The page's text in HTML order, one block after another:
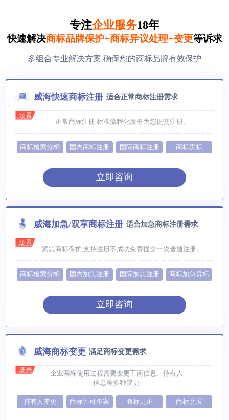
专注企业服务18年
快速解决商标品牌保护+商标异议处理+变更等诉求
多组合专业解决方案 确保您的商标品牌有效保护
威海快速商标注册 适合正常商标注册需求
场景
正常商标注册,标准流程化服务为您提交注册。
商标检索分析 国内商标注册 国际商标注册 商标贯标
立即咨询
威海加急/双享商标注册 适合加急商标注册需求
场景
紧急商标保护,支持注册不成功免费提交一次普通注册。
商标检索分析 国内加急注册 国际加急注册 商标加急贯标
立即咨询
威海商标变更 满足商标变更需求
场景
企业商标使用过程需要变更工商信息、持有人
信息等多种变更
持有人变更 商标许可备案 商标更正 商标宽展